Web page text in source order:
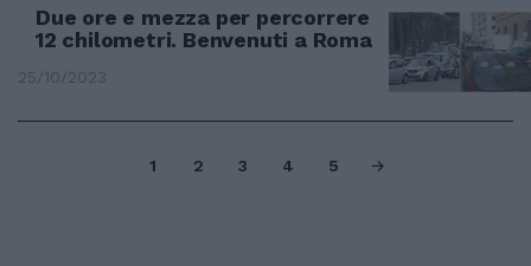
Due ore e mezza per percorrere
12 chilometri. Benvenuti a Roma
25/10/2023
1 2 3 4 5